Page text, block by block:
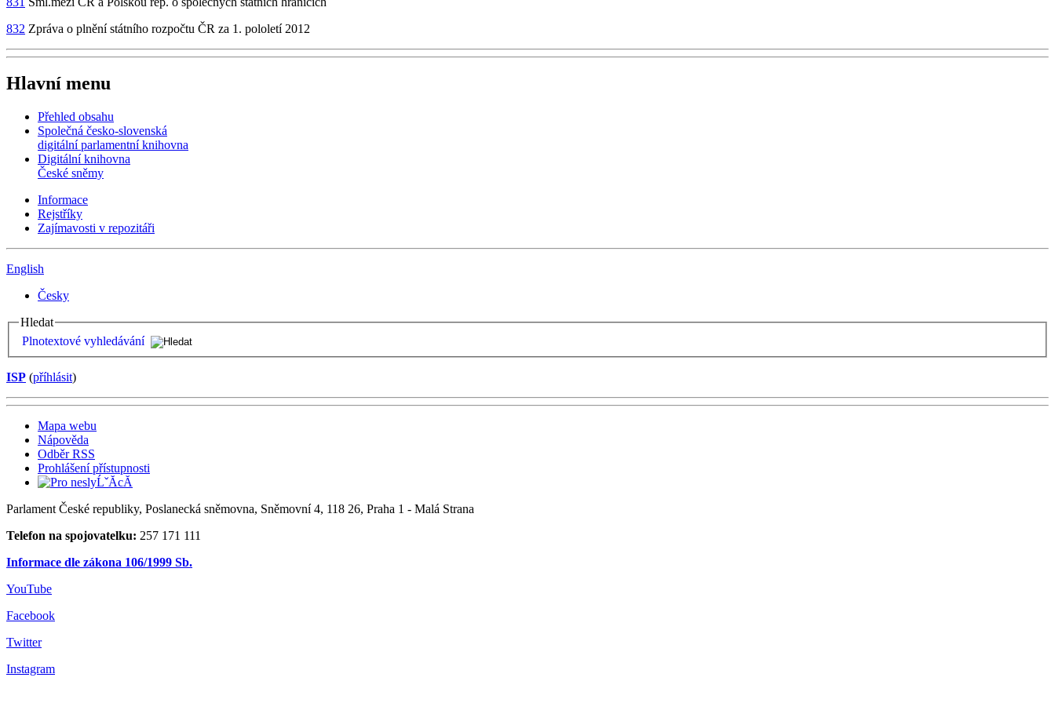
832 Zpráva o plnění státního rozpočtu ČR za 1. pololetí 2012
Hlavní menu
Přehled obsahu
Společná česko-slovenská
digitální parlamentní knihovna
Digitální knihovna
České sněmy
Informace
Rejstříky
Zajímavosti v repozitáři
English
Česky
Hledat
Plnotextové vyhledávání
ISP (příhlásit)
Mapa webu
Nápověda
Odběr RSS
Prohlášení přístupnosti
Parlament České republiky, Poslanecká sněmovna, Sněmovní 4, 118 26, Praha 1 - Malá Strana
Telefon na spojovatelku: 257 171 111
Informace dle zákona 106/1999 Sb.
YouTube
Facebook
Twitter
Instagram